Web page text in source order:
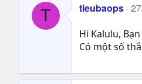
T tieubaops
Hi Kalulu,
Có một số